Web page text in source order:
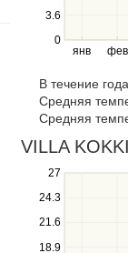
янв фев
0
3.6
and
right
navigate
through
items
in
a
series.
В течение
Средняя
Средняя
VILLA
18.9
21.6
24.3
27
Use
the
and
down